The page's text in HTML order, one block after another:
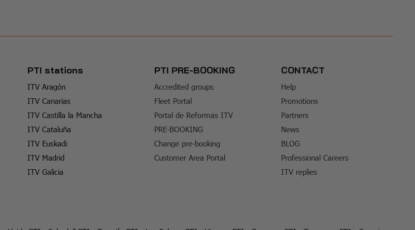
PTI stations
ITV Aragón
ITV Canarias
ITV Castilla la Mancha
ITV Cataluña
ITV Euskadi
ITV Madrid
ITV Galicia
PTI PRE-BOOKING
Accredited groups
Fleet Portal
Portal de Reformas ITV
PRE-BOOKING
Change pre-booking
Customer Area Portal
CONTACT
Help
Promotions
Partners
News
BLOG
Professional Careers
ITV replies